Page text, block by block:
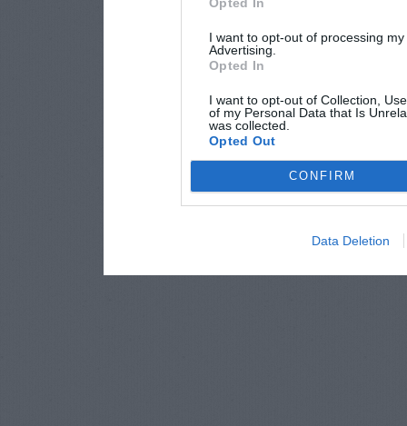
I want to opt-out of processing
Advertising.
Opted In
I want to opt-out of Collection,
of my Personal Data that Is
was collected.
Opted Out
CONFIRM
Data Deletion